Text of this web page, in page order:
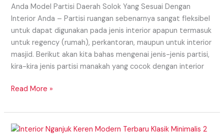
Anda Model Partisi Daerah Solok Yang Sesuai Dengan
Interior Anda – Partisi ruangan sebenarnya sangat fleksibel
untuk dapat digunakan pada jenis interior apapun termasuk
untuk regency (rumah), perkantoran, maupun untuk interior
masjid. Berikut akan kita bahas mengenai jenis-jenis partisi,
kira-kira jenis partisi manakah yang cocok dengan interior
Read More »
Model